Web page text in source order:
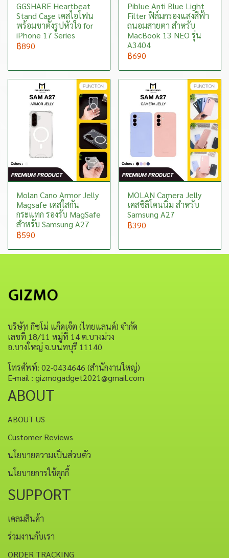
GGSHARE Heartbeat
Stand Case เคสไอโฟน
พร้อมขาตั้งรูปหัวใจ for
iPhone 17 Series
฿890
Piblue Anti Blue Light
Filter ฟิล์มกรองแสงสีฟ้า
ถนอมสายตา สำหรับ
MacBook 13 NEO รุ่น
A3404
฿690
Molan Cano Armor Jelly
Magsafe เคสใสกัน
กระแทก รองรับ MagSafe
สำหรับ Samsung A27
฿590
MOLAN Camera Jelly
เคสซิลิโคนนิ่ม สำหรับ
Samsung A27
฿390
บริษัท กิซโม่ แก็ดเจ็ต (ไทยแลนด์) จำกัด
เลขที่ 18/11 หมู่ที่ 14 ต.บางม่วง
อ.บางใหญ่ จ.นนทบุรี 11140
โทรศัพท์: 02-0434646 (สำนักงานใหญ่)
E-mail : gizmogadget2021@gmail.com
ABOUT
ABOUT US
Customer Reviews
นโยบายความเป็นส่วนตัว
นโยบายการใช้คุกกี้
SUPPORT
เคลมสินค้า
ร่วมงานกับเรา
ORDER TRACKING